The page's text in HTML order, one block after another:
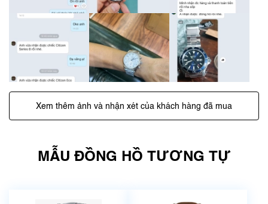
Xem thêm ảnh và nhận xét của khách hàng đã mua
MẪU ĐỒNG HỒ TƯƠNG TỰ